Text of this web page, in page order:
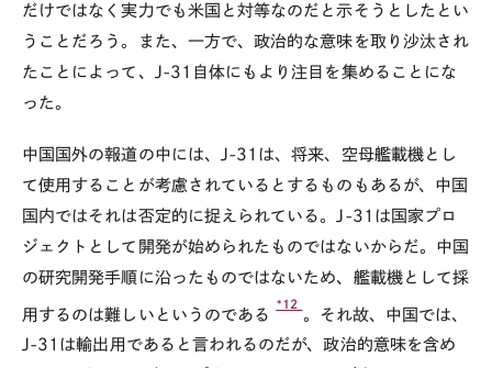
だけではなく実力でも米国と対等なのだと示そうとしたとい
うことだろう。また、一方で、政治的な意味を取り沙汰され
たことによって、J-31自体にもより注目を集めることにな
った。
中国国外の報道の中には、J-31は、将来、空母艦載機とし
て使用することが考慮されているとするものもあるが、中国
国内ではそれは否定的に捉えられている。J-31は国家プロ
ジェクトとして開発が始められたものではないからだ。中国
の研究開発手順に沿ったものではないため、艦載機として採
用するのは難しいというのである
*12
。それ故、中国では、
J-31は輸出用であると言われるのだが、政治的意味を含め